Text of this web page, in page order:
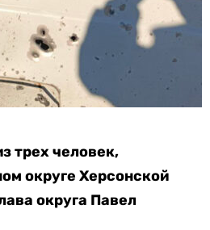
трех человек,
округе Херсонской
округа Павел